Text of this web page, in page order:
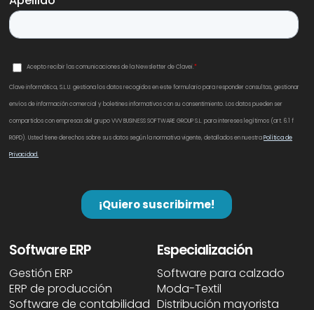
Software ERP
Gestión ERP
ERP de producción
Software de contabilidad
Especialización
Software para calzado
Moda-Textil
Distribución mayorista